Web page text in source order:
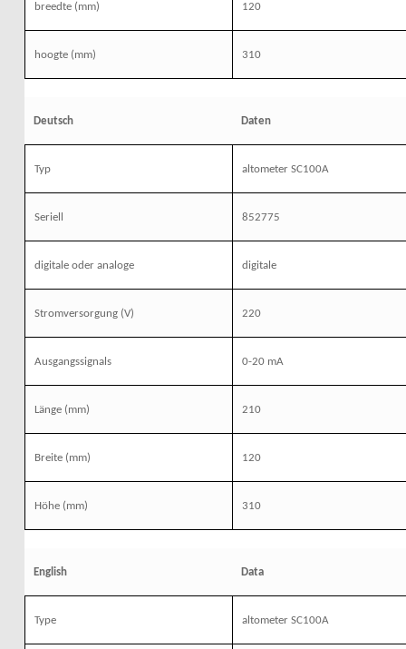
breedte (mm) 120
hoogte (mm) 310
Deutsch Daten
Typ altometer SC100A
Seriell 852775
digitale oder analoge digitale
Stromversorgung (V) 220
Ausgangssignals 0-20 mA
Länge(mm) 210
Breite(mm) 120
Höhe(mm) 310
English Data
Type altometer SC100A